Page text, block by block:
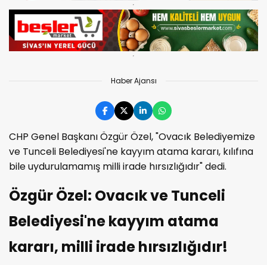
Haber Ajansı
CHP Genel Başkanı Özgür Özel, "Ovacık Belediyemize
ve Tunceli Belediyesi'ne kayyım atama kararı, kılıfına
bile uydurulamamış milli irade hırsızlığıdır" dedi.
Özgür Özel: Ovacık ve Tunceli
Belediyesi'ne kayyım atama
kararı, milli irade hırsızlığıdır!